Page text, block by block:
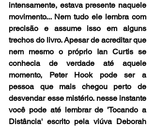
intensamente, estava presente naquele
movimento... Nem tudo ele lembra com
precisão e assume isso em alguns
trechos do livro. Apesar de acreditar que
nem mesmo o próprio Ian Curtis se
conhecia de verdade até aquele
momento, Peter Hook pode ser a
pessoa que mais chegou perto de
desvendar esse mistério. nesse instante
você pode até lembrar de 'Tocando a
Distância' escrito pela viúva Deborah